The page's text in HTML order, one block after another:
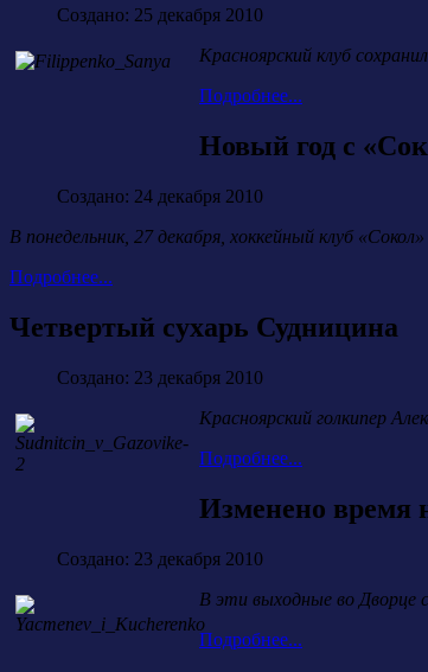
Создано: 25 декабря 2010
Красноярский клуб
Подробнее...
Новый год с
Создано: 24 декабря 2010
В понедельник, 27 декабря, хоккейный клуб
Подробнее...
Четвертый сухарь Судницина
Создано: 23 декабря 2010
Красноярский голкипер
Подробнее...
Изменено время
Создано: 23 декабря 2010
В эти выходные во Дворце
Подробнее...